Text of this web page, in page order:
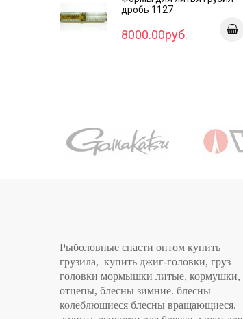
дробь 1127
8000.00руб.
Рыболовные снасти оптом купить
грузила, купить джиг-головки, груз
головки мормышки литые, кормушки,
отцепы, блесны зимние. блесны
колеблющиеся блесны вращающиеся.